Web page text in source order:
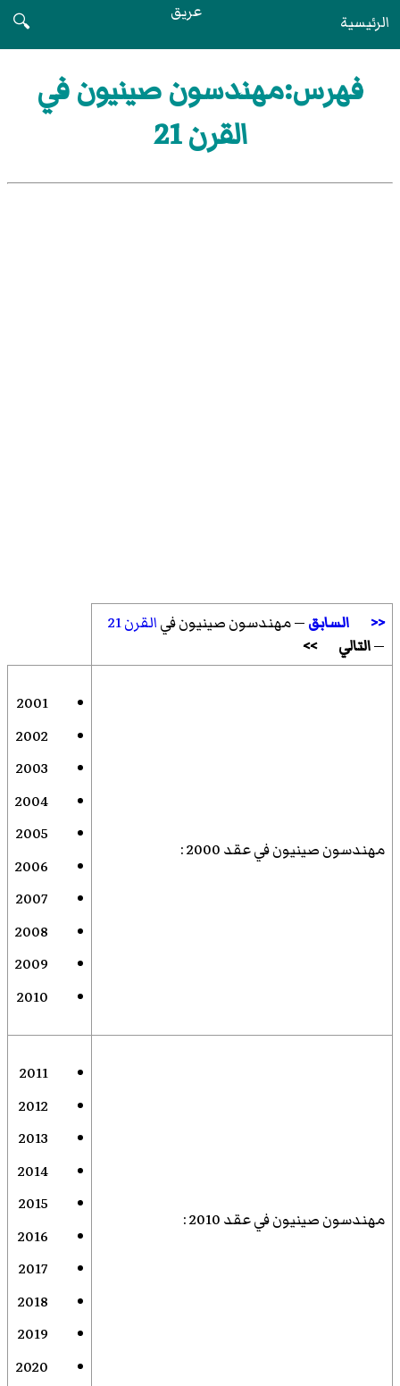
الرئيسية عريق
🔍
فهرس:مهندسون صينيون في
القرن 21
<< السابق— مهندسون صينيون فيالقرن 21
—التالي >>
مهندسون صينيون في عقد 2000 :
2001
2002
2003
2004
2005
2006
2007
2008
2009
2010
مهندسون صينيون في عقد 2010 :
2011
2012
2013
2014
2015
2016
2017
2018
2019
2020